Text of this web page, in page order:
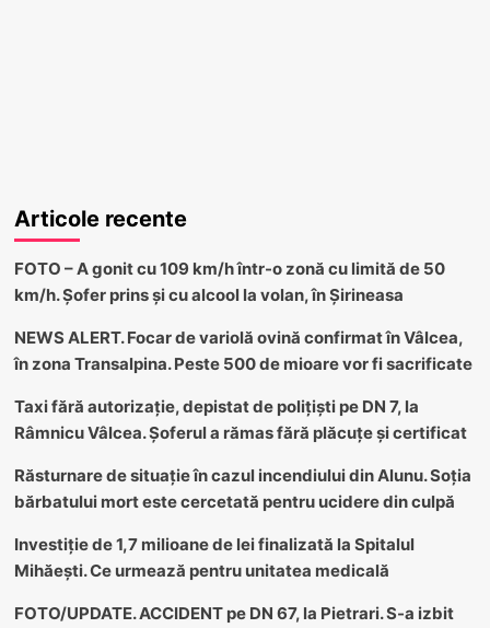
Articole recente
FOTO – A gonit cu 109 km/h într-o zonă cu limită de 50
km/h. Șofer prins și cu alcool la volan, în Șirineasa
NEWS ALERT. Focar de variolă ovină confirmat în Vâlcea,
în zona Transalpina. Peste 500 de mioare vor fi sacrificate
Taxi fără autorizație, depistat de polițiști pe DN 7, la
Râmnicu Vâlcea. Șoferul a rămas fără plăcuțe și certificat
Răsturnare de situație în cazul incendiului din Alunu. Soția
bărbatului mort este cercetată pentru ucidere din culpă
Investiție de 1,7 milioane de lei finalizată la Spitalul
Mihăești. Ce urmează pentru unitatea medicală
FOTO/UPDATE. ACCIDENT pe DN 67, la Pietrari. S-a izbit